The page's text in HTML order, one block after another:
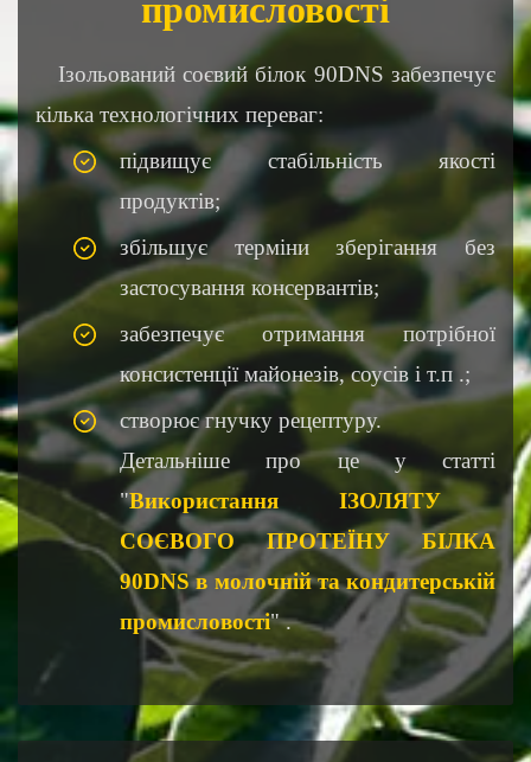
промисловості
Ізольований соєвий білок 90DNS забезпечує
кілька технологічних переваг:
підвищує стабільність якості
продуктів;
збільшує терміни зберігання без
застосування консервантів;
забезпечує отримання потрібної
консистенції майонезів, соусів і т.п .;
створює гнучку рецептуру.
Детальніше про це у статті
"Використання ІЗОЛЯТУ
СОЄВОГО ПРОТЕЇНУ БІЛКА
90DNS в молочній та кондитерській
промисловості" .